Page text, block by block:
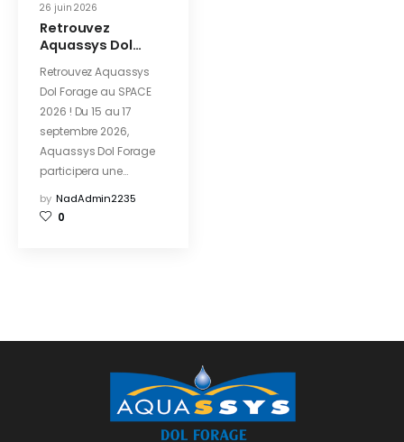
26 juin 2026
Retrouvez
Aquassys Dol
2026 !
Retrouvez Aquassys
Dol Forage au SPACE
2026 ! Du 15 au 17
septembre 2026,
Aquassys Dol Forage
participera une…
by NadAdmin2235
0